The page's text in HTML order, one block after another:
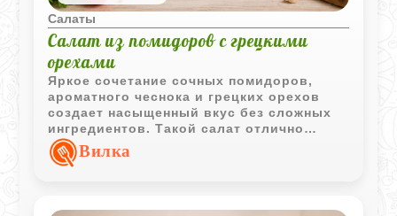
Салаты
Салат из помидоров с грецкими
орехами
Яркое сочетание сочных помидоров,
ароматного чеснока и грецких орехов
создает насыщенный вкус без сложных
ингредиентов. Такой салат отлично
подходит как самостоятельная закуска
или дополнение к основным блюдам.
Вилка